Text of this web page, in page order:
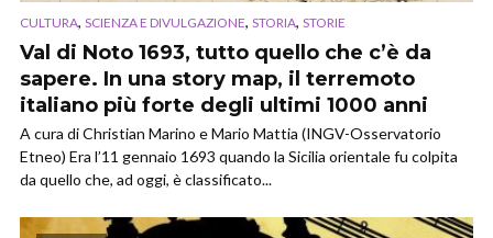
CULTURA, SCIENZA E DIVULGAZIONE, STORIA, STORIE
Val di Noto 1693, tutto quello che c’è da
sapere. In una story map, il terremoto
italiano più forte degli ultimi 1000 anni
A cura di Christian Marino e Mario Mattia (INGV-Osservatorio
Etneo) Era l’11 gennaio 1693 quando la Sicilia orientale fu colpita
da quello che, ad oggi, è classificato...